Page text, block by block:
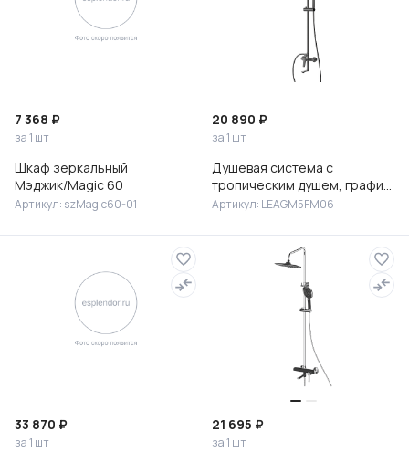
7 368 ₽
за 1 шт
Шкаф зеркальный
Мэджик/Magic 60
Артикул: szMagic60-01
20 890 ₽
за 1 шт
Душевая система с
тропическим душем, графит,
Лип (Leap), Milardo,
Артикул: LEAGM5FM06
33 870 ₽
за 1 шт
21 695 ₽
за 1 шт